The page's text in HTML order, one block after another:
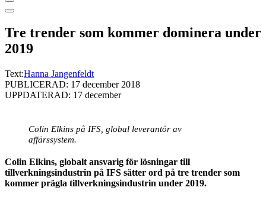
Tre trender som kommer dominera under
2019
Text:Hanna Jangenfeldt
PUBLICERAD: 17 december 2018
UPPDATERAD: 17 december
Colin Elkins på IFS, global leverantör av
affärssystem.
Colin Elkins, globalt ansvarig för lösningar till
tillverkningsindustrin på IFS sätter ord på tre trender som
kommer prägla tillverkningsindustrin under 2019.